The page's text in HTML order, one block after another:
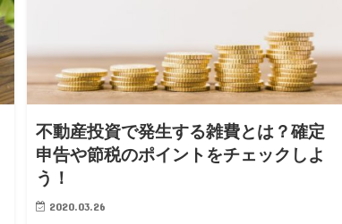
不動産投資で発生する雑費とは？確定
申告や節税のポイントをチェックしよ
う！
2020.03.26